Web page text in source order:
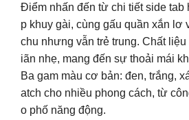
Điểm nhấn đến từ chi tiết side tab
p khuy gài, cùng gấu quần xắn lơ
chu nhưng vẫn trẻ trung. Chất
iãn nhẹ, mang đến sự thoải mái
Ba gam màu cơ bản: đen, trắng,
atch cho nhiều phong cách, từ
o phố năng động.